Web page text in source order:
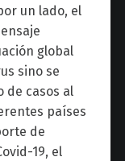
un lado, el
global
sino se
de casos al
países
de
19, el